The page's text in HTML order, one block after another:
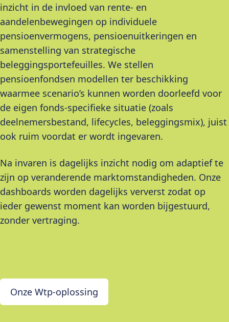
inzicht in de invloed van rente- en
aandelenbewegingen op individuele
pensioenvermogens, pensioenuitkeringen en
samenstelling van strategische
beleggingsportefeuilles. We stellen
pensioenfondsen modellen ter beschikking
waarmee scenario’s kunnen worden doorleefd voor
de eigen fonds-specifieke situatie (zoals
deelnemersbestand, lifecycles, beleggingsmix), juist
ook ruim voordat er wordt ingevaren.
Na invaren is dagelijks inzicht nodig om adaptief te
zijn op veranderende marktomstandigheden. Onze
dashboards worden dagelijks ververst zodat op
ieder gewenst moment kan worden bijgestuurd,
zonder vertraging.
Onze Wtp-oplossing